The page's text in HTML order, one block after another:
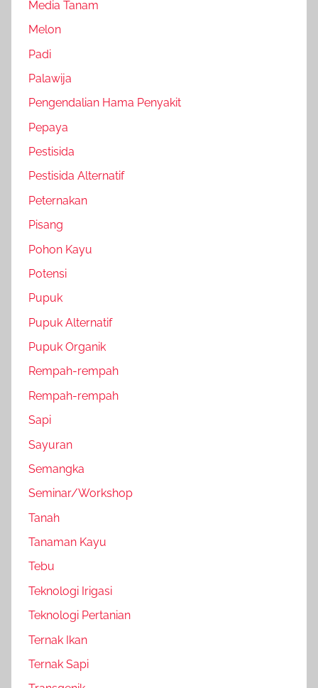
Media Tanam
Melon
Padi
Palawija
Pengendalian Hama Penyakit
Pepaya
Pestisida
Pestisida Alternatif
Peternakan
Pisang
Pohon Kayu
Potensi
Pupuk
Pupuk Alternatif
Pupuk Organik
Rempah-rempah
Rempah-rempah
Sapi
Sayuran
Semangka
Seminar/Workshop
Tanah
Tanaman Kayu
Tebu
Teknologi Irigasi
Teknologi Pertanian
Ternak Ikan
Ternak Sapi